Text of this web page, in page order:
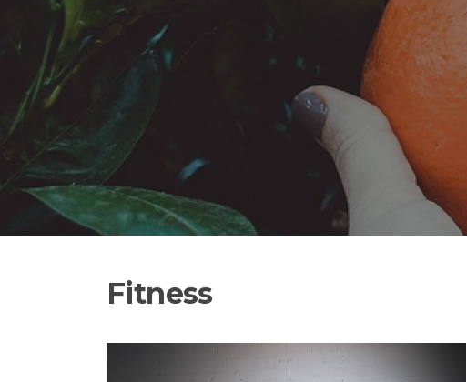
Fitness